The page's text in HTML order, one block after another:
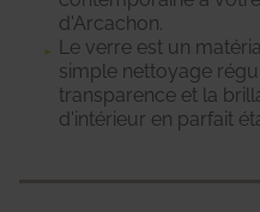
d'Arcachon.
Le verre est un
simple nettoyage
transparence et la
d'intérieur en parfait